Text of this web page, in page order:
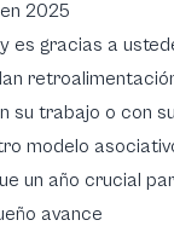
2025
es gracias a
su trabajo o con
modelo
un año crucial
avance